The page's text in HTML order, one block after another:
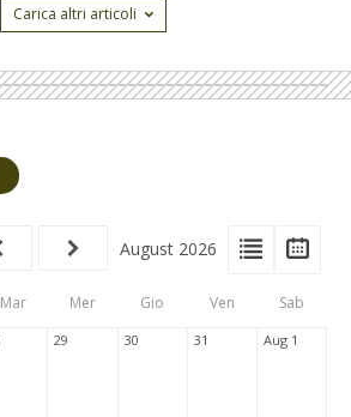
Carica altri articoli
View
List
August 2026
Mar Mer Gio Ven Sab
29 30 31 Aug 1